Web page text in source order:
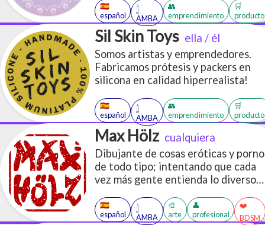
🇪🇸
español
𓉶
AMBA
👥
emprendimiento
🛒
Sil Skin Toys ella / él
Somos artistas y emprendedores.
Fabricamos prótesis y packers en
silicona en calidad hiperrealista!
🇪🇸
español
𓉶
AMBA
👥
emprendimiento
🛒
Max Hölz cualquiera
Dibujante de cosas eróticas y porno
de todo tipo; intentando que cada
vez más gente entienda lo diverso
🇪🇸
español
𓉶
AMBA
🎨
arte
👤
profesional
❤️
BDSM